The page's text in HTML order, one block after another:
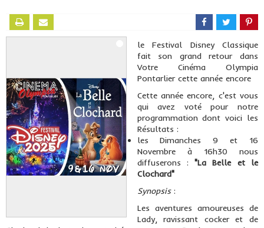
le Festival Disney Classique
fait son grand retour dans
Votre Cinéma Olympia
Pontarlier cette année encore
Cette année encore, c'est vous
qui avez voté pour notre
programmation dont voici les
Résultats :
les Dimanches 9 et 16
Novembre à 16h30 nous
diffuserons :"La Belle et le
Clochard"
Synopsis:
Les aventures amoureuses de
Lady, ravissant cocker et de